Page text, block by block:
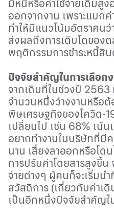
มีหนี้หรือค่าใช้จ่ายเดิมสู
ออกจากงาน เพราะแบกค่
ทำให้มีแนวโน้มอัตราคน
ส่งผลถึงการเติบโตของ
พฤติกรรมการชำระหนี้สิ
ปัจจัยสำคัญในการเลือก
จากเดิมที่ในช่วงปี 2563
จำนวนหนึ่งว่างงานหรือ
พิษเศรษฐกิจของโควิด-
เปลี่ยนไป เช่น 68% เน้น
อยากทำงานในบริษัทที่มี
นาน เสี่ยงลาออกหรือโด
การปรับค่าโดยสารสูงขึ้
จ่ายต่างๆ ผู้คนก็จะเริ่มน
สวัสดิการ (เกี่ยวกับค่าเ
เป็นอีกหนึ่งปัจจัยสำคัญใ